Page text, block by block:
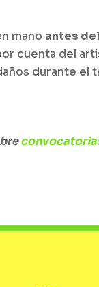
mano antes
cuenta del
durante el